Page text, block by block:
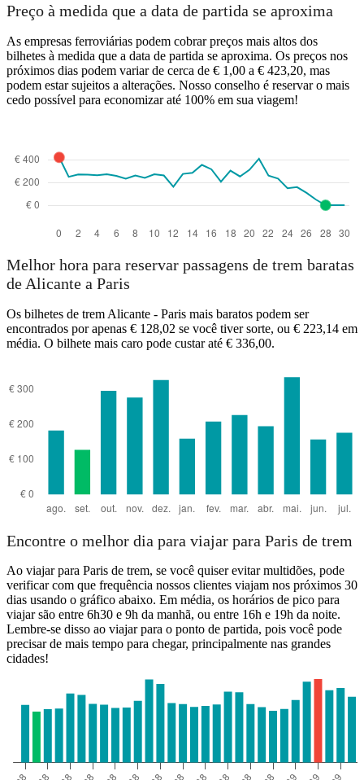
Preço à medida que a data de partida se aproxima
As empresas ferroviárias podem cobrar preços mais altos dos
bilhetes à medida que a data de partida se aproxima. Os preços nos
próximos dias podem variar de cerca de € 1,00 a € 423,20, mas
podem estar sujeitos a alterações. Nosso conselho é reservar o mais
cedo possível para economizar até 100% em sua viagem!
Melhor hora para reservar passagens de trem baratas
de Alicante a Paris
Os bilhetes de trem Alicante - Paris mais baratos podem ser
encontrados por apenas € 128,02 se você tiver sorte, ou € 223,14 em
média. O bilhete mais caro pode custar até € 336,00.
Encontre o melhor dia para viajar para Paris de trem
Ao viajar para Paris de trem, se você quiser evitar multidões, pode
verificar com que frequência nossos clientes viajam nos próximos 30
dias usando o gráfico abaixo. Em média, os horários de pico para
viajar são entre 6h30 e 9h da manhã, ou entre 16h e 19h da noite.
Lembre-se disso ao viajar para o ponto de partida, pois você pode
precisar de mais tempo para chegar, principalmente nas grandes
cidades!